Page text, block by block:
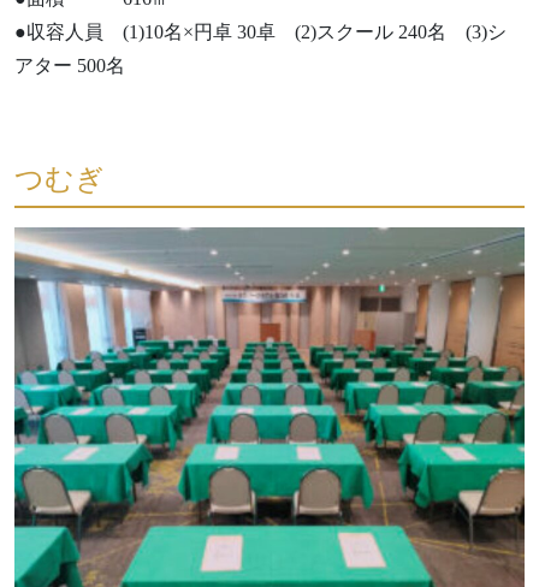
●収容人員 (1)10名×円卓 30卓 (2)スクール 240名 (3)シ
アター 500名
つむぎ